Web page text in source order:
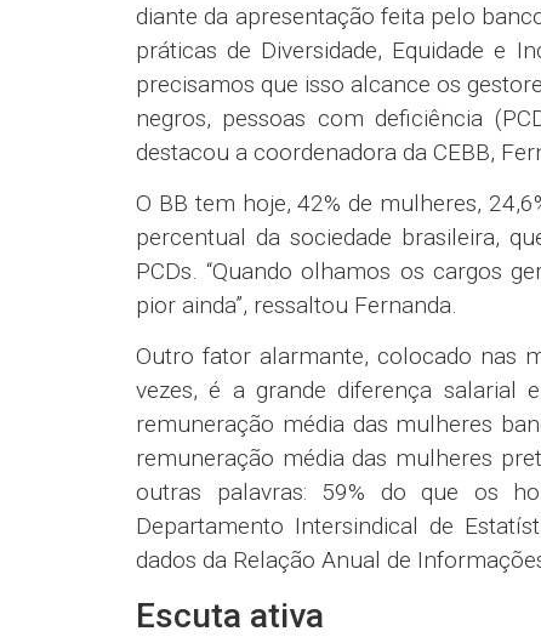
diante da apresentação feita pelo
práticas de Diversidade, Equidade e
precisamos que isso alcance os
negros, pessoas com deficiência
destacou a coordenadora da CEBB,
O BB tem hoje, 42% de mulheres,
percentual da sociedade brasileira,
PCDs. “Quando olhamos os cargos
pior ainda”, ressaltou Fernanda.
Outro fator alarmante, colocado nas
vezes, é a grande diferença salarial
remuneração média das mulheres
remuneração média das mulheres
outras palavras: 59% do que os
Departamento Intersindical de
dados da Relação Anual de
Escuta ativa